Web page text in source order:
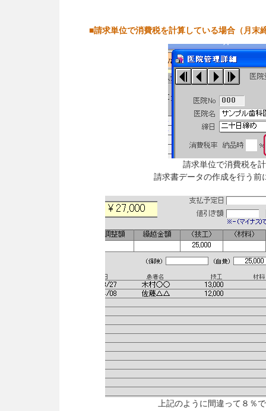
■請求単位で消費税を計算している場合（月末
請求単位で消費税を
請求書データの作成を行う前
上記のように間違って８％